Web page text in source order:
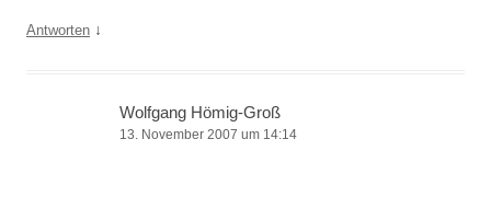
Antworten ↓
Wolfgang Hömig-Groß
13. November 2007 um 14:14